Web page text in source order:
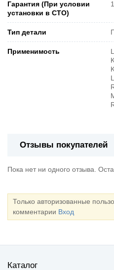
Гарантия (При условии
установки в СТО)
Тип детали
Применимость
Отзывы покупателей
Пока нет ни одного отзыва.
Только авторизованные
комментарии Вход
Каталог